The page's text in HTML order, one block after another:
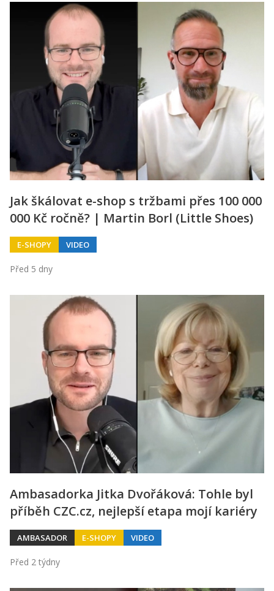
Jak škálovat e-shop s tržbami přes 100 000
000 Kč ročně? | Martin Borl (Little Shoes)
E-SHOPY VIDEO
Před 5 dny
Ambasadorka Jitka Dvořáková: Tohle byl
příběh CZC.cz, nejlepší etapa mojí kariéry
AMBASADOR E-SHOPY VIDEO
Před 2 týdny